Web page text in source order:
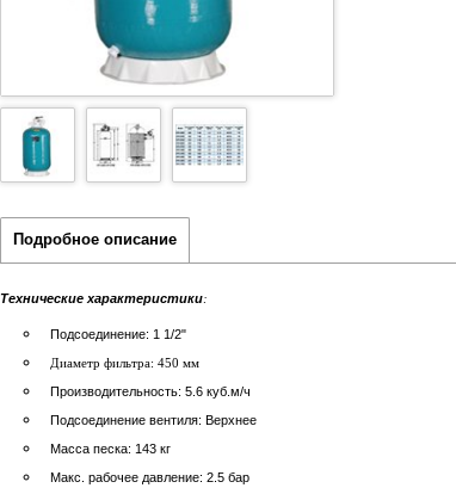
Подробное описание
Технические характеристики:
Подсоединение: 1 1/2"
Диаметр фильтра: 450 мм
Производительность: 5.6 куб.м/ч
Подсоединение вентиля: Верхнее
Масса песка: 143 кг
Макс. рабочее давление: 2.5 бар